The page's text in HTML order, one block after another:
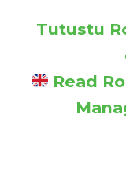
Tutustu
Read